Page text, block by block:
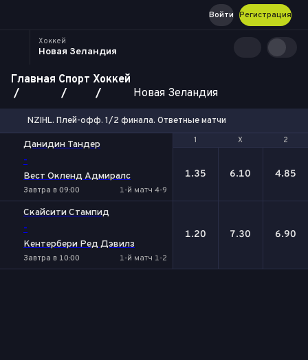
Регистрация
Войти
Хоккей
Новая Зеландия
Главная Спорт Хоккей
Новая Зеландия
NZIHL. Плей-офф. 1/2 финала. Ответные матчи
1 Х 2
Данидин Тандер
-
Вест Окленд Адмиралс
Завтра в 09:00 1-й матч 4-9
1 Х 2
1.35 6.10 4.85
Скайсити Стампид
-
Кентербери Ред Дэвилз
Завтра в 10:00 1-й матч 1-2
1.20 7.30 6.90